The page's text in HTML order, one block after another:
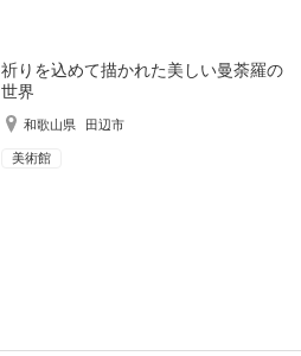
祈りを込めて描かれた美しい曼荼羅の
世界
和歌山県 田辺市
美術館